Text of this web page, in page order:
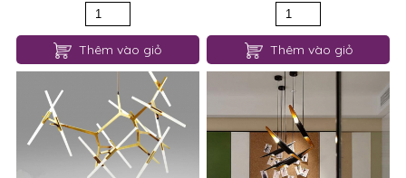
Thêm vào giỏ Thêm vào giỏ